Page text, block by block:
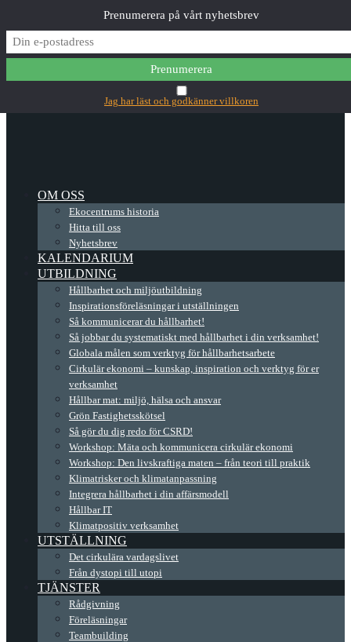
✕Main Menu
OM OSS
Ekocentrums historia
Hitta till oss
Nyhetsbrev
KALENDARIUM
UTBILDNING
Hållbarhet och miljöutbildning
Inspirationsföreläsningar i utställningen
Så kommunicerar du hållbarhet!
Så jobbar du systematiskt med hållbarhet i din verksamhet!
Globala målen som verktyg för hållbarhetsarbete
Cirkulär ekonomi – kunskap, inspiration och verktyg för er
verksamhet
Hållbar mat: miljö, hälsa och ansvar
Grön Fastighetsskötsel
Så gör du dig redo för CSRD!
Workshop: Mäta och kommunicera cirkulär ekonomi
Workshop: Den livskraftiga maten – från teori till praktik
Klimatrisker och klimatanpassning
Integrera hållbarhet i din affärsmodell
Hållbar IT
Klimatpositiv verksamhet
UTSTÄLLNING
Det cirkulära vardagslivet
Från dystopi till utopi
TJÄNSTER
Rådgivning
Föreläsningar
Teambuilding
Prenumerera på vårt nyhetsbrev
Jag har läst och godkänner villkoren